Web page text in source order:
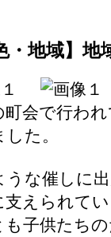
・地域】
町会で行わ
た。
うな催しに
支えられて
も子供たち